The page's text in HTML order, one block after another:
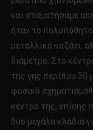
και σταματήσαμε
ήταν το
μεταλλικό καζάνι,
διάμετρο. Στο
της γης περίπου 30
φυσικό
κέντρο της, επίσης
δύο μεγάλα κλαδιά